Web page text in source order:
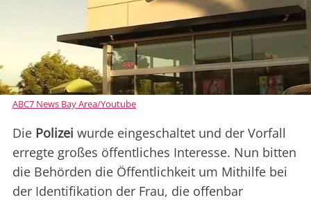
ABC7 News Bay Area/Youtube
Die Polizei wurde eingeschaltet und der Vorfall
erregte großes öffentliches Interesse. Nun bitten
die Behörden die Öffentlichkeit um Mithilfe bei
der Identifikation der Frau, die offenbar